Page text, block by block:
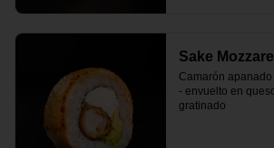
Sake
Camarón
- envuelto en
gratinado